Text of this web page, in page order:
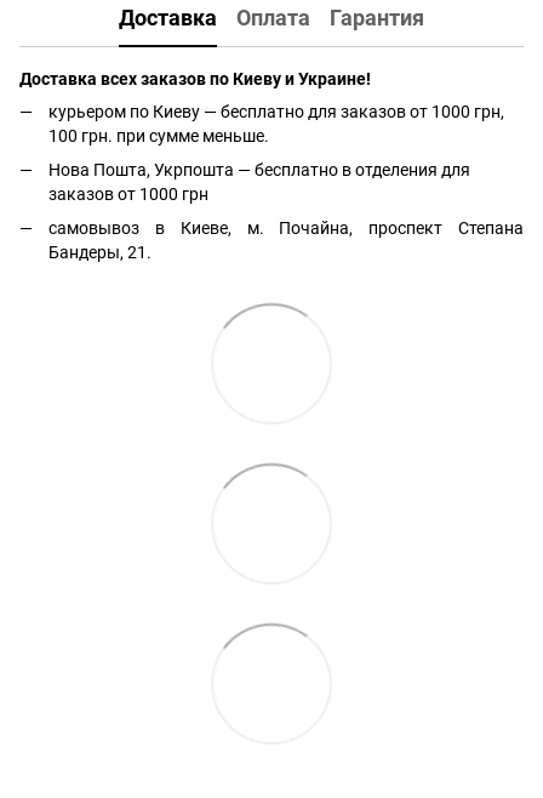
Доставка Оплата Гарантия
Доставка всех заказов по Киеву и Украине!
курьером по Киеву — бесплатно для заказов от 1000 грн,
100 грн. при сумме меньше.
Нова Пошта, Укрпошта — бесплатно в отделения для
заказов от 1000 грн
самовывоз в Киеве, м. Почайна, проспект Степана
Бандеры, 21.